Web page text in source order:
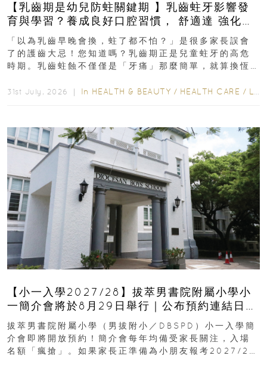
【乳齒期是幼兒防蛀關鍵期 】乳齒蛀牙影響發
育與學習？養成良好口腔習慣， 舒適達 強化琺
瑯質 兒童牙膏防護指南
「以為乳齒早晚會換，蛀了都不怕？」是很多家長誤會
了的護齒大忌！您知道嗎？乳齒期正是兒童蛀牙的高危
時期。乳齒蛀蝕不僅僅是「牙痛」那麼簡單，就算換恆
31st July, 2026 ｜ In HEALTH & BEAUTY / HEALTH CARE / LIFESTYLE
【小一入學2027/28】拔萃男書院附屬小學小
一簡介會將於8月29日舉行｜公布預約連結日期
｜更設有網上重溫
拔萃男書院附屬小學（男拔附小／DBSPD）小一入學簡
介會即將開放預約！簡介會每年均備受家長關注，入場
名額「瘋搶」。如果家長正準備為小朋友報考2027/28